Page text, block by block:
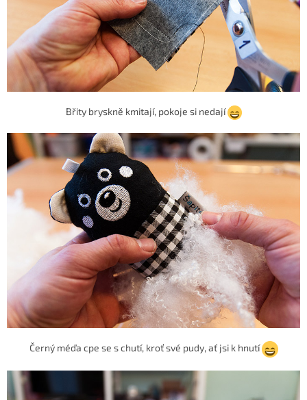
Břity bryskně kmitají, pokoje si nedají
Černý méďa cpe se s chutí, kroť své pudy, ať jsi k hnutí